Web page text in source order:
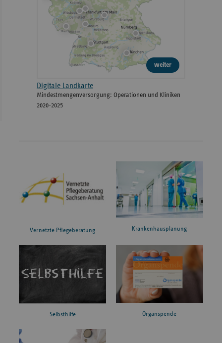
weiter
Digitale Landkarte
Mindestmengenversorgung: Operationen und Kliniken
2020-2025
Vernetzte Pflegeberatung Krankenhausplanung
Selbsthilfe Organspende